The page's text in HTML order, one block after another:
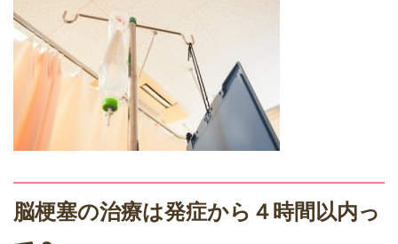
脳梗塞の治療は発症から４時間以内っ